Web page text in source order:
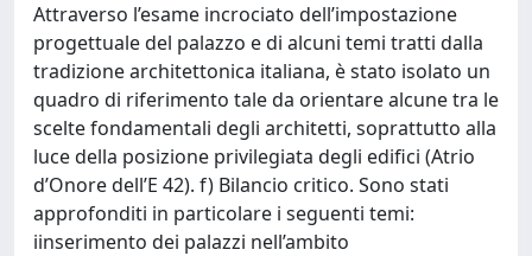
Attraverso l’esame incrociato dell’impostazione
progettuale del palazzo e di alcuni temi tratti dalla
tradizione architettonica italiana, è stato isolato un
quadro di riferimento tale da orientare alcune tra le
scelte fondamentali degli architetti, soprattutto alla
luce della posizione privilegiata degli edifici (Atrio
d’Onore dell’E 42). f) Bilancio critico. Sono stati
approfonditi in particolare i seguenti temi:
iinserimento dei palazzi nell’ambito